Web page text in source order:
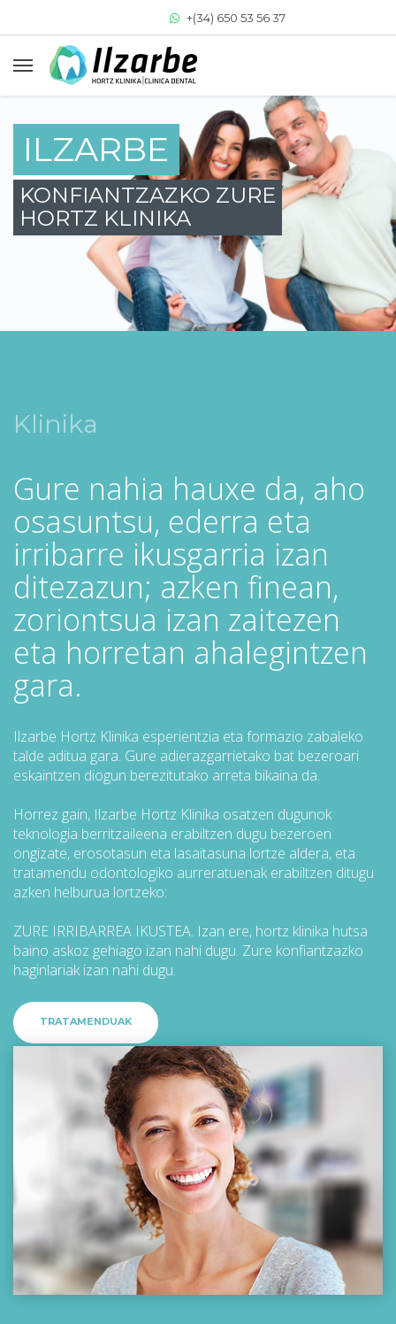
+(34) 650 53 56 37
+(34) 943 64 33 77
clinica@clinicadentalilzarbe.com
ILZARBE
KONFIANTZAZKO ZURE
HORTZ KLINIKA
Klinika
Gure nahia hauxe da, aho
osasuntsu, ederra eta
irribarre ikusgarria izan
ditezazun; azken finean,
zoriontsua izan zaitezen
eta horretan ahalegintzen
gara.
Ilzarbe Hortz Klinika esperientzia eta formazio zabaleko
talde aditua gara. Gure adierazgarrietako bat bezeroari
eskaintzen diogun berezitutako arreta bikaina da.
Horrez gain, Ilzarbe Hortz Klinika osatzen dugunok
teknologia berritzaileena erabiltzen dugu bezeroen
ongizate, erosotasun eta lasaitasuna lortze aldera, eta
tratamendu odontologiko aurreratuenak erabiltzen ditugu
azken helburua lortzeko:
ZURE IRRIBARREA IKUSTEA. Izan ere, hortz klinika hutsa
baino askoz gehiago izan nahi dugu. Zure konfiantzazko
haginlariak izan nahi dugu.
TRATAMENDUAK